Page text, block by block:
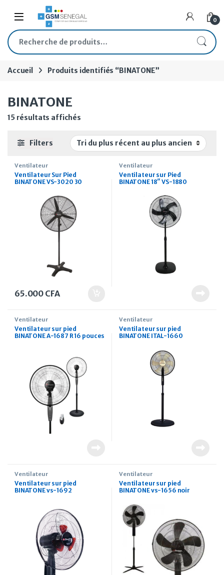
Skip to navigation
Skip to content
Open 0
Recherche pour :
Accueil Produits identifiés “BINATONE”
BINATONE
15 résultats affichés
Filters
Ventilateur
Ventilateur Sur Pied
BINATONE VS-3020 30
65.000 CFA
Ventilateur
Ventilateur sur Pied
BINATONE 18″ VS-1880
Ventilateur
Ventilateur sur pied
BINATONE A-1687 R 16 pouces
Ventilateur
Ventilateur sur pied
BINATONE ITAL-1660
Ventilateur
Ventilateur sur pied
BINATONE vs-1692
Ventilateur
Ventilateur sur pied
BINATONE vs-1656 noir